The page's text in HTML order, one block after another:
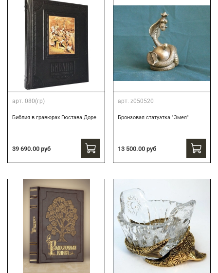
арт. 080(гр)
Библия в гравюрах Гюстава Доре
39 690.00 руб
арт. z050520
Бронзовая статуэтка "Змея"
13 500.00 руб